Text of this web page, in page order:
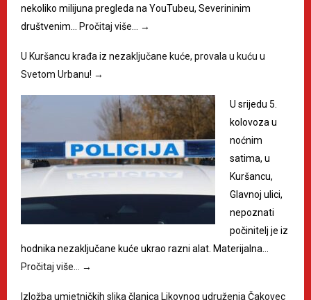
nekoliko milijuna pregleda na YouTubeu, Severininim
društvenim… Pročitaj više… →
U Kuršancu krađa iz nezaključane kuće, provala u kuću u
Svetom Urbanu! →
U srijedu 5.
kolovoza u
noćnim
satima, u
Kuršancu,
Glavnoj ulici,
nepoznati
počinitelj je iz
hodnika nezaključane kuće ukrao razni alat. Materijalna…
Pročitaj više…
→
Izložba umjetničkih slika članica Likovnog udruženja Čakovec